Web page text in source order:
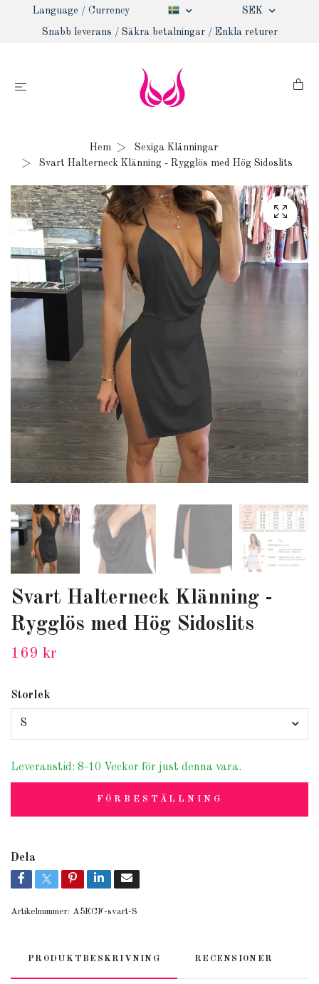
Language / Currency SEK
Snabb leverans / Säkra betalningar / Enkla returer
Hem
Sexiga Klänningar
Svart Halterneck Klänning - Rygglös med Hög Sidoslits
Svart Halterneck Klänning -
Rygglös med Hög Sidoslits
169 kr
Storlek
S
Leveranstid: 8-10 Veckor för just denna vara.
FÖRBESTÄLLNING
Dela
Artikelnummer: A5ECF-svart-S
PRODUKTBESKRIVNING RECENSIONER